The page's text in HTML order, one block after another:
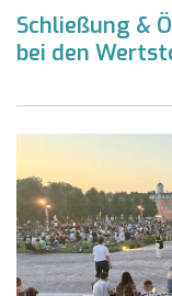
Schließung &
bei den